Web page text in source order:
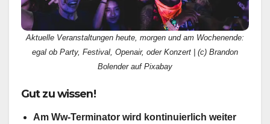
Aktuelle Veranstaltungen heute, morgen und am Wochenende:
egal ob Party, Festival, Openair, oder Konzert | (c) Brandon
Bolender auf Pixabay
Gut zu wissen!
Am Ww-Terminator wird kontinuierlich weiter